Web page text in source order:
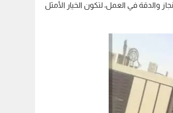
والدقة في العمل، لتكون الخيار الأمثل